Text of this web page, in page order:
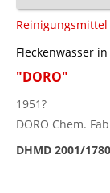
Reinigungsmittel
Fleckenwasser
"DORO"
1951?
DORO Chem.
DHMD 2001/1780